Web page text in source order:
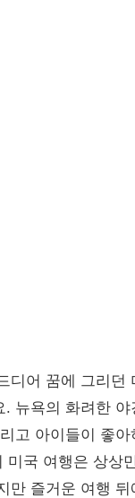
디어 꿈에 그리던
. 뉴욕의 화려한 야
고 아이들이 좋
미국 여행은 상상
만 즐거운 여행 뒤